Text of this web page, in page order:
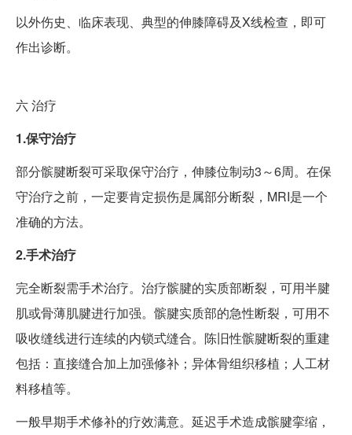
以外伤史、临床表现、典型的伸膝障碍及X线检查，即可
作出诊断。
六治疗
1.保守治疗
部分髌腱断裂可采取保守治疗，伸膝位制动3～6周。在保
守治疗之前，一定要肯定损伤是属部分断裂，MRI是一个
准确的方法。
2.手术治疗
完全断裂需手术治疗。治疗髌腱的实质部断裂，可用半腱
肌或骨薄肌腱进行加强。髌腱实质部的急性断裂，可用不
吸收缝线进行连续的内锁式缝合。陈旧性髌腱断裂的重建
包括：直接缝合加上加强修补；异体骨组织移植；人工材
料移植等。
一般早期手术修补的疗效满意。延迟手术造成髌腱挛缩，